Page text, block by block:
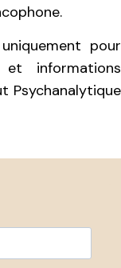
pour
informations
Psychanalytique